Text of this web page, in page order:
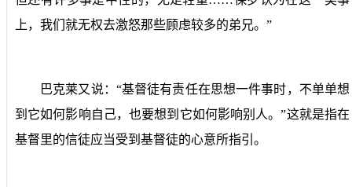
上，我们就无权去激怒那些顾虑较多的弟兄。”
巴克莱又说：“基督徒有责任在思想一件事时，不单单想
到它如何影响自己，也要想到它如何影响别人。”这就是指在
基督里的信徒应当受到基督徒的心意所指引。